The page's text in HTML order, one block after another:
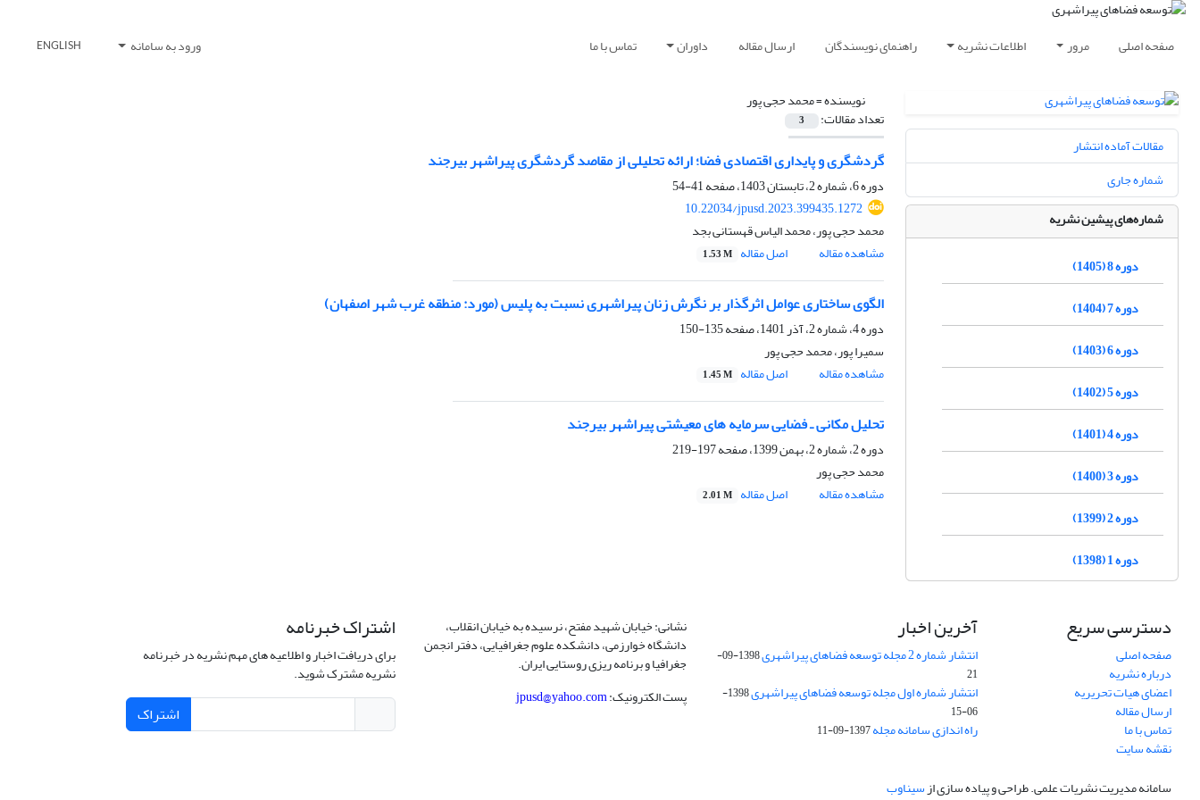
صفحه اصلی مرور اطلاعات نشریه راهنمای نویسندگان ارسال مقاله داوران تماس با ما ورود به سامانه ENGLISH
نویسنده =محمد حجی پور
تعداد مقالات: 3
گردشگری و پایداری اقتصادی فضا؛ ارائه تحلیلی از مقاصد گردشگری پیراشهر بیرجند
دوره 6، شماره 2، تابستان 1403، صفحه
41-54
10.22034/jpusd.2023.399435.1272
محمد حجی پور، محمد الیاس قهستانی بجد
مشاهده مقاله
اصل مقاله 1.53 M
الگوی ساختاری عوامل اثرگذار بر نگرش زنان پیراشهری نسبت به پلیس (مورد: منطقه غرب شهر اصفهان)
دوره 4، شماره 2، آذر 1401، صفحه
135-150
سمیرا پور، محمد حجی پور
مشاهده مقاله
اصل مقاله 1.45 M
تحلیل مکانی ـ فضایی سرمایه های معیشتی پیراشهر بیرجند
دوره 2، شماره 2، بهمن 1399، صفحه
197-219
محمد حجی پور
مشاهده مقاله
اصل مقاله 2.01 M
مقالات آماده انتشار
شماره جاری
شماره‌های پیشین نشریه
دوره 8 (1405)
دوره 7 (1404)
دوره 6 (1403)
دوره 5 (1402)
دوره 4 (1401)
دوره 3 (1400)
دوره 2 (1399)
دوره 1 (1398)
دسترسی سریع
صفحه اصلی
درباره نشریه
اعضای هیات تحریریه
ارسال مقاله
تماس با ما
نقشه سایت
آخرین اخبار
انتشار شماره 2 مجله توسعه فضاهای پیراشهری
1398-09-
21
انتشار شماره اول مجله توسعه فضاهای پیراشهری
1398-
06-15
راه اندازی سامانه مجله1397-09-11
نشانی: خیابان شهید مفتح، نرسیده به خیابان انقلاب،
دانشگاه خوارزمی، دانشکده علوم جغرافیایی، دفتر انجمن
جغرافیا و برنامه ریزی روستایی ایران.
پست الکترونیک:jpusd@yahoo.com
اشتراک خبرنامه
برای دریافت اخبار و اطلاعیه های مهم نشریه در خبرنامه
نشریه مشترک شوید.
اشتراک
سامانه مدیریت نشریات علمی.طراحی و پیاده سازی ازسیناوب